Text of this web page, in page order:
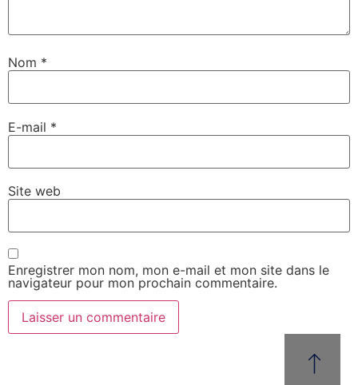
Nom *
E-mail *
Site web
Enregistrer mon nom, mon e-mail et mon site dans le
navigateur pour mon prochain commentaire.